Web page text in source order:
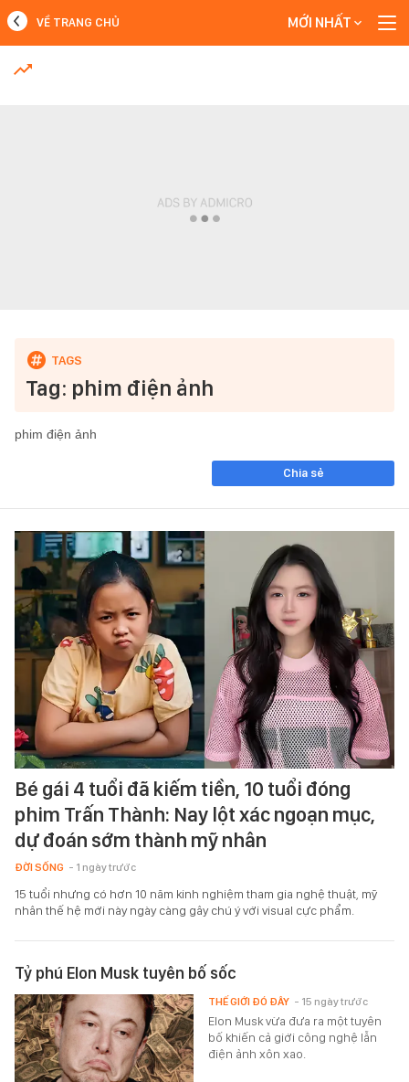
MỚI NHẤT
VỀ TRANG CHỦ MỚI NHẤT
Tag: phim điện ảnh
phim điện ảnh
Chia sẻ
Bé gái 4 tuổi đã kiếm tiền, 10 tuổi đóng
phim Trấn Thành: Nay lột xác ngoạn mục,
dự đoán sớm thành mỹ nhân
ĐỜI SỐNG - 1 ngày trước
15 tuổi nhưng có hơn 10 năm kinh nghiệm tham gia nghệ thuật, mỹ
nhân thế hệ mới này ngày càng gây chú ý với visual cực phẩm.
Tỷ phú Elon Musk tuyên bố sốc
Elon Musk vừa đưa ra một tuyên
bố khiến cả giới công nghệ lẫn
điện ảnh xôn xao.
THẾ GIỚI ĐÓ ĐÂY - 15 ngày trước